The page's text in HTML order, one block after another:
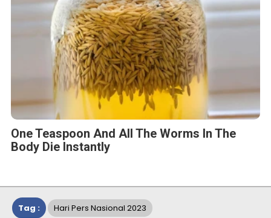
One Teaspoon And All The Worms In The
Body Die Instantly
Tag : Hari Pers Nasional 2023